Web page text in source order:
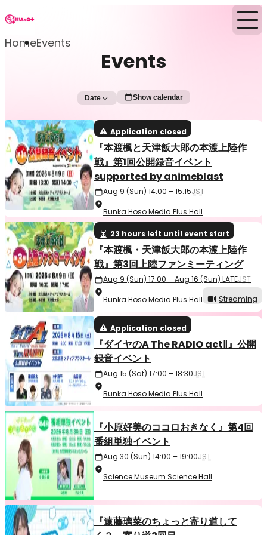
HomeEvents
Events
Date Show calendar
Application closed
『本渡楓と天津飯大郎の本渡上陸作
戦』第1回公開録音イベント
supported by animeblast
Aug 9 (Sun) 14:00 – 15:15JST
Bunka Hoso Media Plus Hall
23 hours left until event start
『本渡楓・天津飯大郎の本渡上陸作
戦』第3回上陸ファンミーティング
Aug 9 (Sun) 17:00 – Aug 16 (Sun) LATEJST
Bunka Hoso Media Plus Hall
Streaming
Application closed
『ダイヤのA The RADIO actⅡ』公開
録音イベント
Aug 15 (Sat) 17:00 – 18:30JST
Bunka Hoso Media Plus Hall
『小原好美のココロおきなく』第4回
番組単独イベント
Aug 30 (Sun) 14:00 – 19:00JST
Science Museum Science Hall
『遠藤璃菜のちょっと寄り道して